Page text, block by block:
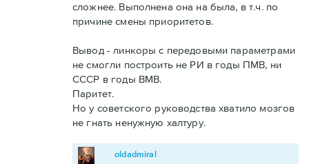
сложнее. Выполнена она на была, в т.ч. по
причине смены приоритетов.
Вывод - линкоры с передовыми параметрами
не смогли построить не РИ в годы ПМВ, ни
СССР в годы ВМВ.
Паритет.
Но у советского руководства хватило мозгов
не гнать ненужную халтуру.
oldadmiral